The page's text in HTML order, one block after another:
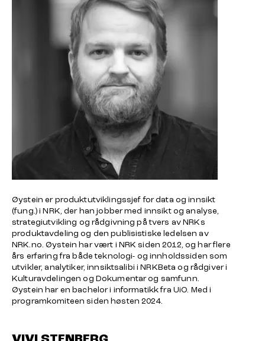
Øystein er produktutviklingssjef for data og innsikt
(fung.) i NRK, der han jobber med innsikt og analyse,
strategiutvikling og rådgivning på tvers av NRKs
produktavdeling og den publisistiske ledelsen av
NRK.no. Øystein har vært i NRK siden 2012, og har flere
års erfaring fra både teknologi- og innholdssiden som
utvikler, analytiker, innsiktsalibi i NRKBeta og rådgiver i
Kulturavdelingen og Dokumentar og samfunn.
Øystein har en bachelor i informatikk fra UiO. Med i
programkomiteen siden høsten 2024.